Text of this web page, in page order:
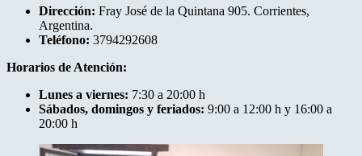
Dirección: Fray José de la Quintana 905. Corrientes,
Argentina.
Teléfono: 3794292608
Horarios de Atención:
Lunes a viernes: 7:30 a 20:00 h
Sábados, domingos y feriados: 9:00 a 12:00 h y 16:00 a
20:00 h